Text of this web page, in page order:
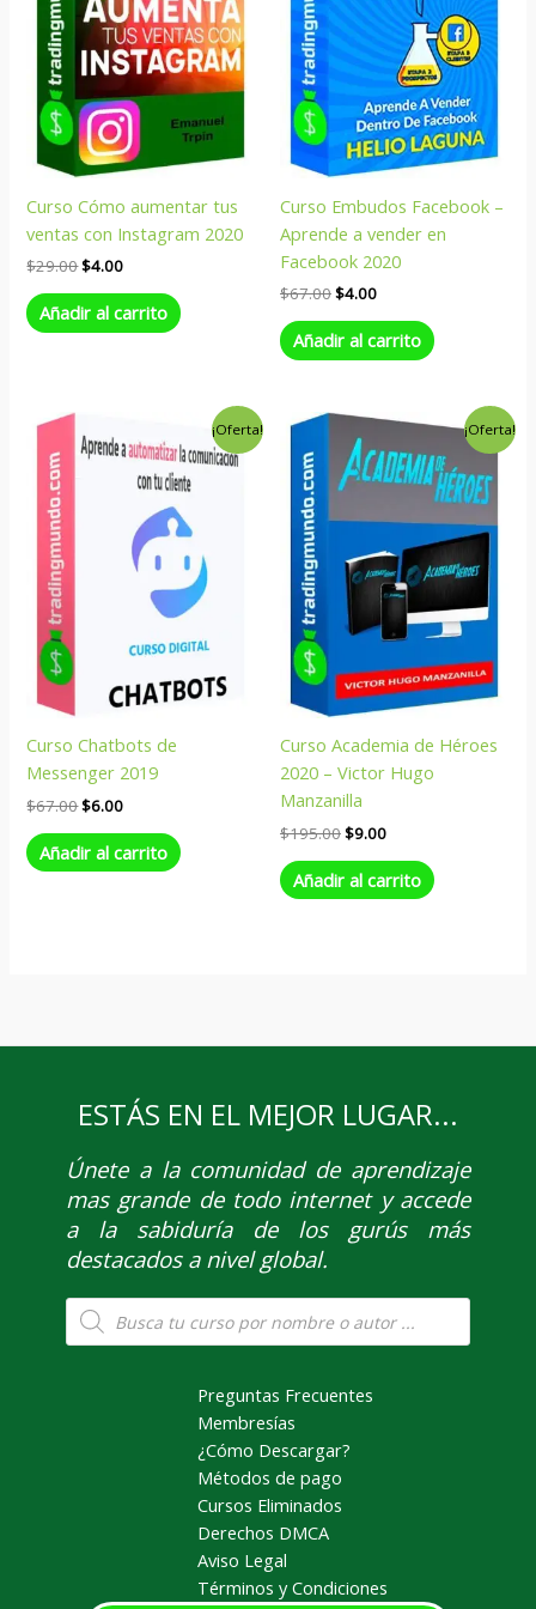
Curso Cómo aumentar tus
ventas con Instagram 2020
$29.00$4.00
Añadir al carrito
Curso Embudos Facebook –
Aprende a vender en
Facebook 2020
$67.00$4.00
Añadir al carrito
¡Oferta!
Curso Chatbots de
Messenger 2019
$67.00
precio
original
$6.00
precio
actual
es:
$6.00.
Añadir al carrito
¡Oferta!
Curso Academia de Héroes
2020 – Victor Hugo
Manzanilla
$195.00
El
precio
original
era:
$9.00
El
actual
es:
Añadir al carrito
ESTÁS EN EL MEJOR LUGAR...
Únetea la comunidad de aprendizaje
mas grande de todo internet y accede
a la sabiduría de los gurús más
destacados a nivel global.
Búsqueda
de
productos
Preguntas Frecuentes
Membresías
¿Cómo Descargar?
Métodos de pago
Cursos Eliminados
Derechos DMCA
Aviso Legal
Términos y Condiciones